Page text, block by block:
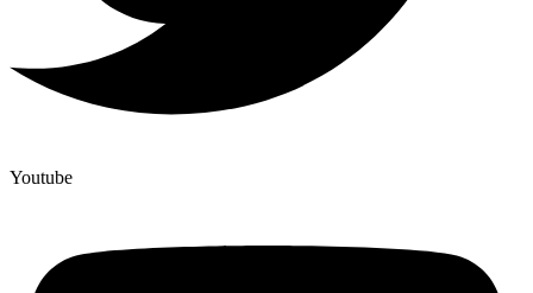
Youtube